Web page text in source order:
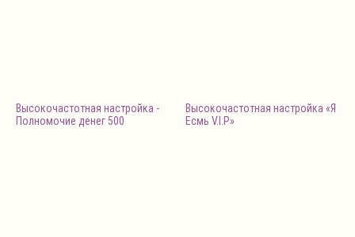
Высокочастотная настройка -
Полномочие денег 500
Высокочастотная настройка «Я
Есмь V.I.P»